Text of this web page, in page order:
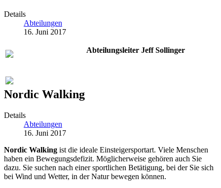
Details
Abteilungen
16. Juni 2017
Abteilungsleiter Jeff Sollinger
Nordic Walking
Details
Abteilungen
16. Juni 2017
Nordic Walking ist die ideale Einsteigersportart. Viele Menschen
haben ein Bewegungsdefizit. Möglicherweise gehören auch Sie
dazu. Sie suchen nach einer sportlichen Betätigung, bei der Sie sich
bei Wind und Wetter, in der Natur bewegen können.